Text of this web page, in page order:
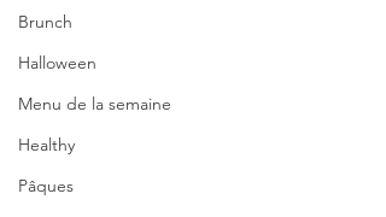
Brunch
Halloween
Menu de la semaine
Healthy
Pâques